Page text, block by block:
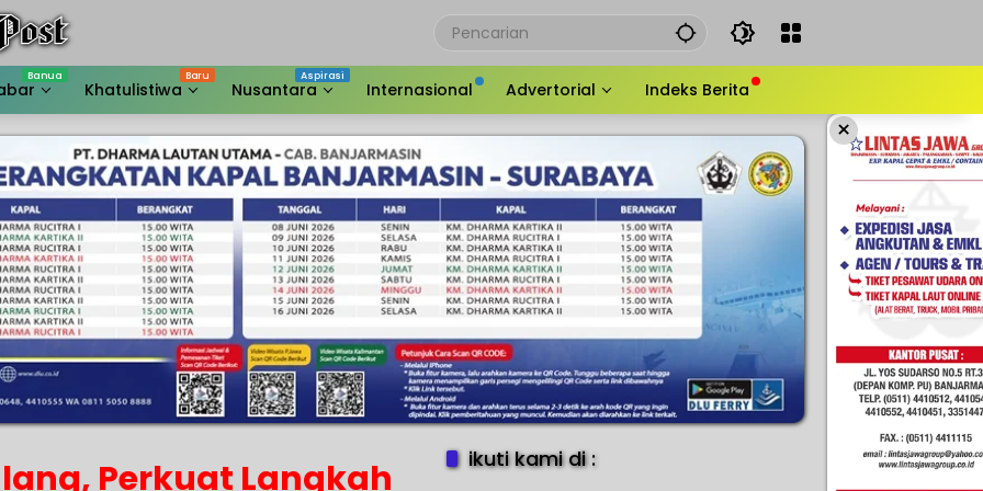
Khatulistiwa Nusantara Internasional Advertorial Indeks Berita
×
Perkuat Langkah
ikuti kami di :